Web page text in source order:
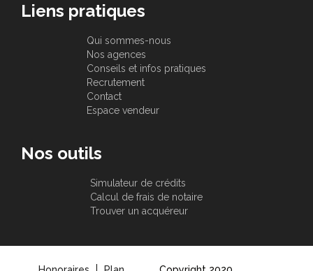
Liens pratiques
Qui sommes-nous
Nos agences
Conseils et infos pratiques
Recrutement
Contact
Espace vendeur
Nos outils
Simulateur de crédits
Calcul de frais de notaire
Trouver un acquéreur